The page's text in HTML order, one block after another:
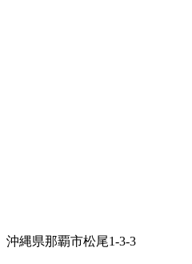
沖縄県那覇市松尾1-3-3